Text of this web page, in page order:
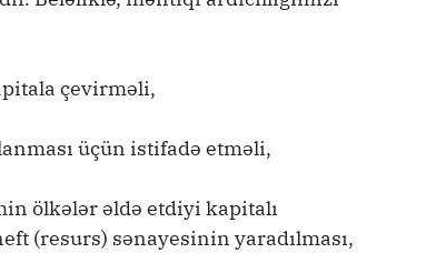
çevirməli,
üçün istifadə etməli,
ölkələr əldə etdiyi kapitalı
(resurs) sənayesinin yaradılması,